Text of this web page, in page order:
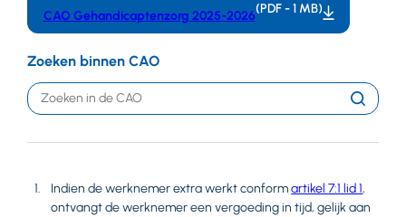
CAO Gehandicaptenzorg 2025-2026(PDF - 1 MB)
Zoeken binnen CAO
Trefwoord
Zoeken
Indien de werknemer extra werkt conformartikel 7:1 lid 1,
ontvangt de werknemer een vergoeding in tijd, gelijk aan